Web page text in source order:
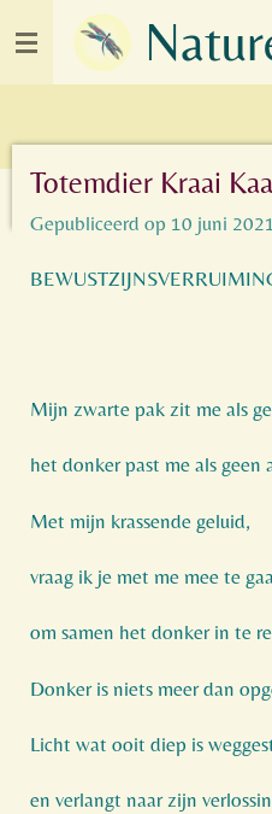
Ga
hoofdinhoud
Totemdier Kraai
Gepubliceerd op 10 juni
Mijn zwarte pak zit me als
het donker past me als geen
Met mijn krassende geluid,
vraag ik je met me mee te
om samen het donker in te
Donker is niets meer dan
Licht wat ooit diep is
en verlangt naar zijn